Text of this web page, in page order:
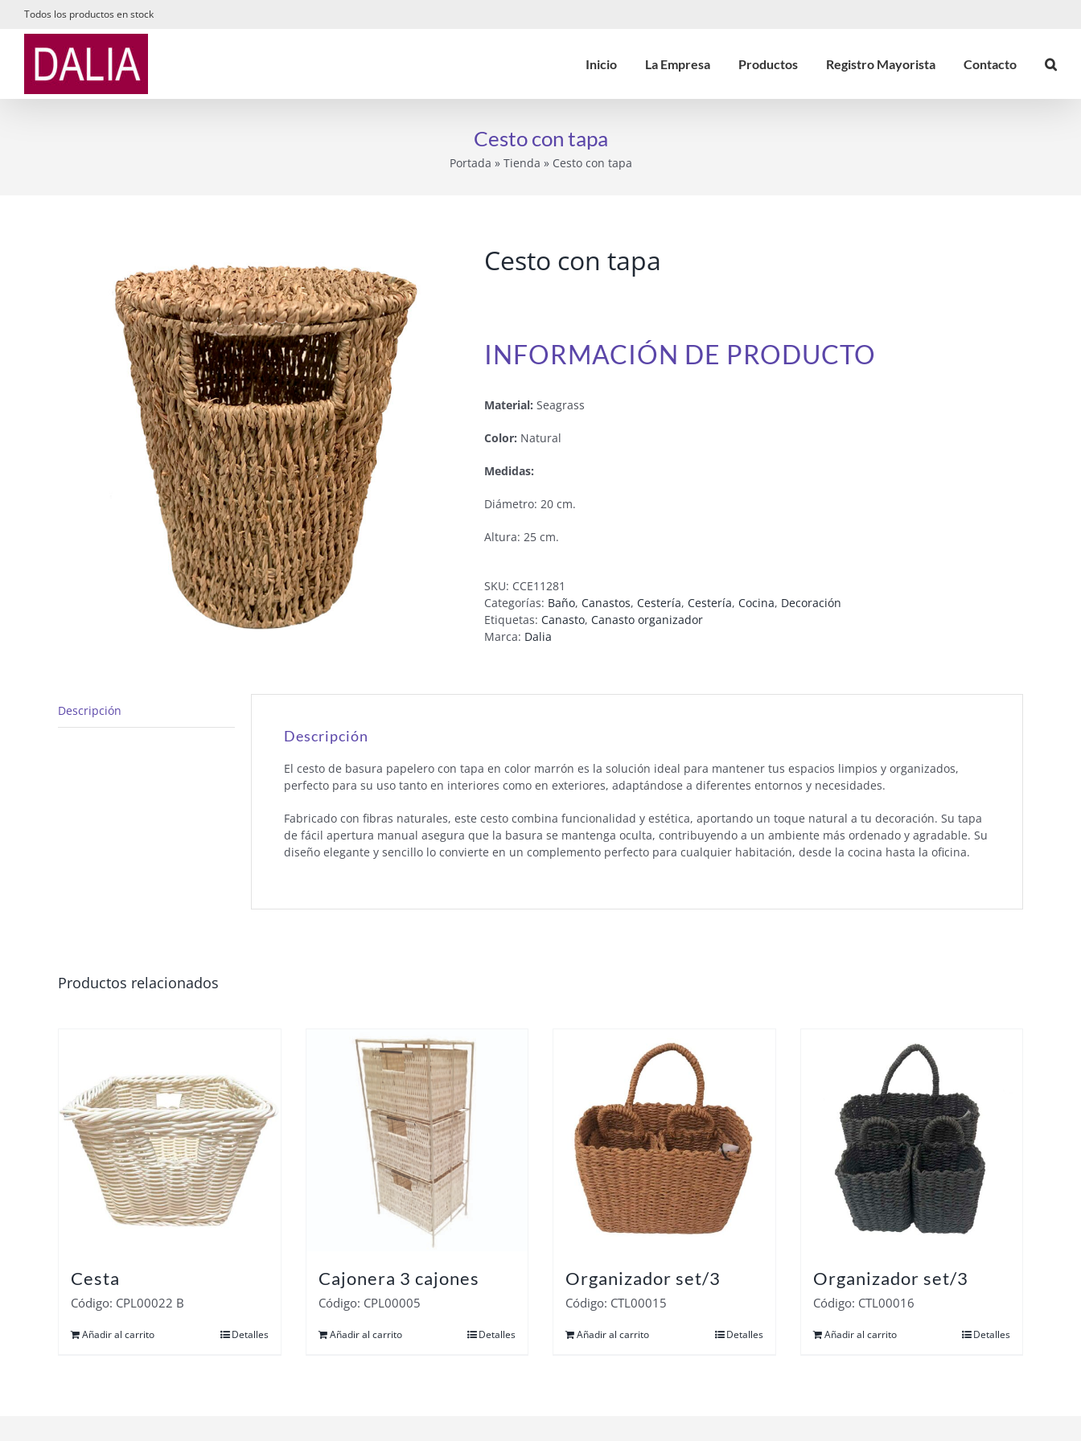
SaltarTodos los productos en stock
Inicio La Empresa Productos Registro Mayorista Contacto
Cesto con tapa
Portada » Tienda » Cesto con tapa
Cesto con tapa
INFORMACIÓN DE PRODUCTO
Material: Seagrass
Color: Natural
Medidas:
Diámetro: 20 cm.
Altura: 25 cm.
SKU: CCE11281
Categorías: Baño, Canastos, Cestería, Cestería, Cocina, Decoración
Etiquetas: Canasto, Canasto organizador
Marca: Dalia
Descripción
Descripción
El cesto de basura papelero con tapa en color marrón es la solución ideal para mantener tus espacios limpios y organizados,
perfecto para su uso tanto en interiores como en exteriores, adaptándose a diferentes entornos y necesidades.
Fabricado con fibras naturales, este cesto combina funcionalidad y estética, aportando un toque natural a tu decoración. Su tapa
de fácil apertura manual asegura que la basura se mantenga oculta, contribuyendo a un ambiente más ordenado y agradable. Su
diseño elegante y sencillo lo convierte en un complemento perfecto para cualquier habitación, desde la cocina hasta la oficina.
Productos relacionados
Cesta
Código: CPL00022 B
Añadir al carrito Detalles
Cajonera 3 cajones
Código: CPL00005
Añadir al carrito Detalles
Organizador set/3
Código: CTL00015
Añadir al carrito Detalles
Organizador set/3
Código: CTL00016
Añadir al carrito Detalles